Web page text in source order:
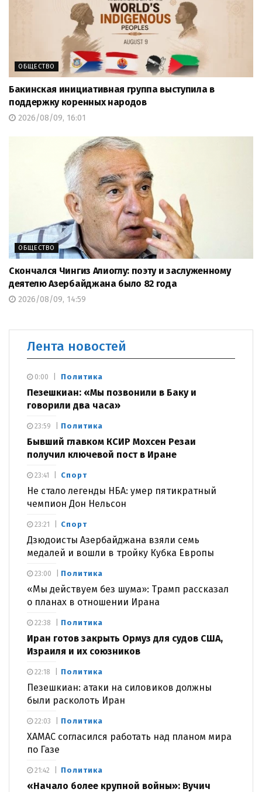
ОБЩЕСТВО
Бакинская инициативная группа выступила в
поддержку коренных народов
2026/08/09, 16:01
ОБЩЕСТВО
Скончался Чингиз Алиоглу: поэту и заслуженному
деятелю Азербайджана было 82 года
2026/08/09, 14:59
Лента новостей
Политика
Пезешкиан: «Мы позвонили в Баку и
говорили два часа»
0:00
Политика
Бывший главком КСИР Мохсен Резаи
получил ключевой пост в Иране
23:59
Спорт
Не стало легенды НБА: умер пятикратный
чемпион Дон Нельсон
23:41
Спорт
Дзюдоисты Азербайджана взяли семь
медалей и вошли в тройку Кубка Европы
23:21
Политика
«Мы действуем без шума»: Трамп рассказал
о планах в отношении Ирана
23:00
Политика
Иран готов закрыть Ормуз для судов США,
Израиля и их союзников
22:38
Политика
Пезешкиан: атаки на силовиков должны
были расколоть Иран
22:18
Политика
ХАМАС согласился работать над планом мира
по Газе
22:03
Политика
«Начало более крупной войны»: Вучич
21:42